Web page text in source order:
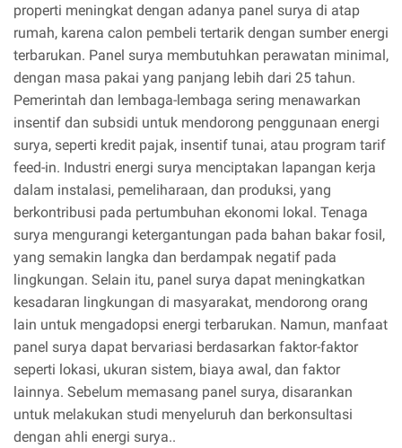
properti meningkat dengan adanya panel surya di atap
rumah, karena calon pembeli tertarik dengan sumber energi
terbarukan. Panel surya membutuhkan perawatan minimal,
dengan masa pakai yang panjang lebih dari 25 tahun.
Pemerintah dan lembaga-lembaga sering menawarkan
insentif dan subsidi untuk mendorong penggunaan energi
surya, seperti kredit pajak, insentif tunai, atau program tarif
feed-in. Industri energi surya menciptakan lapangan kerja
dalam instalasi, pemeliharaan, dan produksi, yang
berkontribusi pada pertumbuhan ekonomi lokal. Tenaga
surya mengurangi ketergantungan pada bahan bakar fosil,
yang semakin langka dan berdampak negatif pada
lingkungan. Selain itu, panel surya dapat meningkatkan
kesadaran lingkungan di masyarakat, mendorong orang
lain untuk mengadopsi energi terbarukan. Namun, manfaat
panel surya dapat bervariasi berdasarkan faktor-faktor
seperti lokasi, ukuran sistem, biaya awal, dan faktor
lainnya. Sebelum memasang panel surya, disarankan
untuk melakukan studi menyeluruh dan berkonsultasi
dengan ahli energi surya..